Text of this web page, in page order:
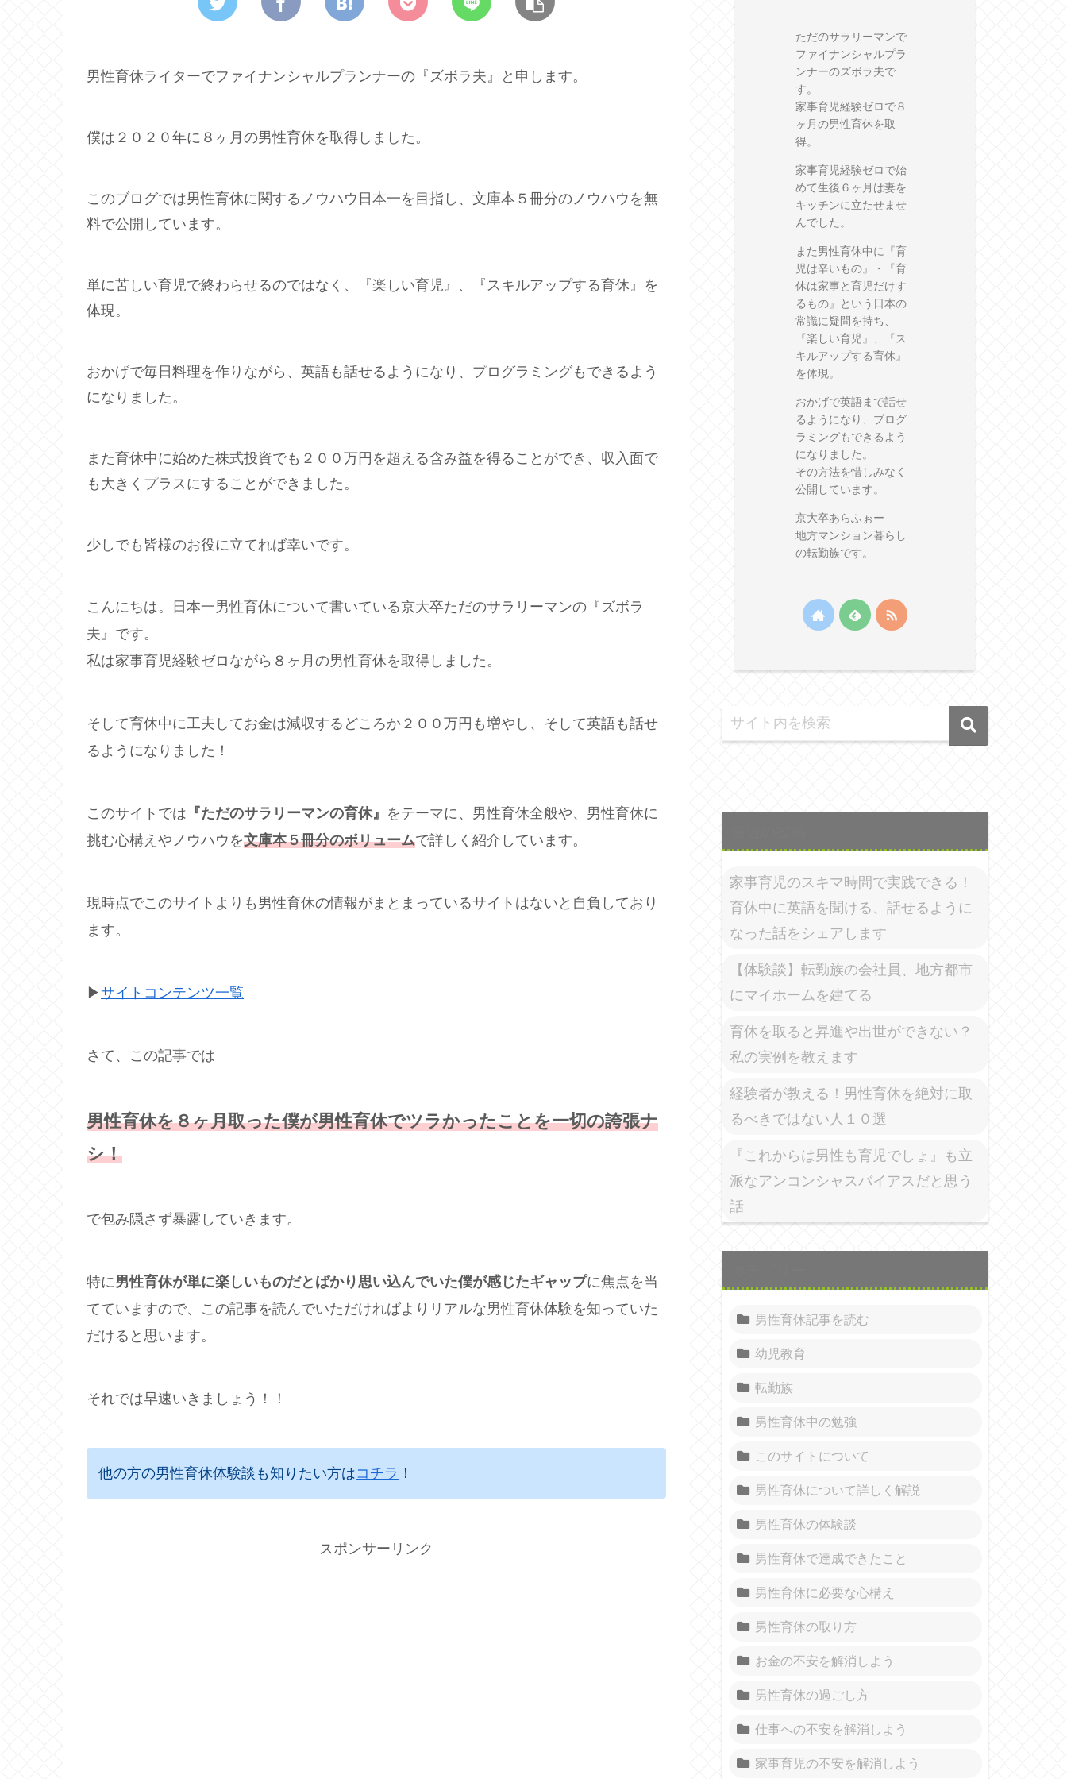
男性育休ライターでファイナンシャルプランナーの『ズボラ夫』と申します。
僕は２０２０年に８ヶ月の男性育休を取得しました。
このブログでは男性育休に関するノウハウ日本一を目指し、文庫本５冊分のノウハウを無
料で公開しています。
単に苦しい育児で終わらせるのではなく、『楽しい育児』、『スキルアップする育休』を
体現。
おかげで毎日料理を作りながら、英語も話せるようになり、プログラミングもできるよう
になりました。
また育休中に始めた株式投資でも２００万円を超える含み益を得ることができ、収入面で
も大きくプラスにすることができました。
少しでも皆様のお役に立てれば幸いです。
こんにちは。日本一男性育休について書いている京大卒ただのサラリーマンの『ズボラ
夫』です。
私は家事育児経験ゼロながら８ヶ月の男性育休を取得しました。
そして育休中に工夫してお金は減収するどころか２００万円も増やし、そして英語も話せ
るようになりました！
このサイトでは 『ただのサラリーマンの育休』 をテーマに、男性育休全般や、男性育休に
挑む心構えやノウハウを文庫本５冊分のボリュームで詳しく紹介しています。
現時点でこのサイトよりも男性育休の情報がまとまっているサイトはないと自負しており
ます。
▶サイトコンテンツ一覧
さて、この記事では
男性育休を８ヶ月取った僕が男性育休でツラかったことを一切の誇張ナ
シ！
で包み隠さず暴露していきます。
特に男性育休が単に楽しいものだとばかり思い込んでいた僕が感じたギャップに焦点を当
てていますので、この記事を読んでいただければよりリアルな男性育休体験を知っていた
だけると思います。
それでは早速いきましょう！！
他の方の男性育休体験談も知りたい方はコチラ ！
スポンサーリンク
ただのサラリーマンで
ファイナンシャルプラ
ンナーのズボラ夫で
す。
家事育児経験ゼロで８
ヶ月の男性育休を取
得。
家事育児経験ゼロで始
めて生後６ヶ月は妻を
キッチンに立たせませ
んでした。
また男性育休中に『育
児は辛いもの』・『育
休は家事と育児だけす
るもの』という日本の
常識に疑問を持ち、
『楽しい育児』、『ス
キルアップする育休』
を体現。
おかげで英語まで話せ
るようになり、プログ
ラミングもできるよう
になりました。
その方法を惜しみなく
公開しています。
京大卒あらふぉー
地方マンション暮らし
の転勤族です。
家事育児のスキマ時間で実践できる！
育休中に英語を聞ける、話せるように
なった話をシェアします
【体験談】転勤族の会社員、地方都市
にマイホームを建てる
育休を取ると昇進や出世ができない？
私の実例を教えます
経験者が教える！男性育休を絶対に取
るべきではない人１０選
『これからは男性も育児でしょ』も立
派なアンコンシャスバイアスだと思う
話
男性育休記事を読む
幼児教育
転勤族
男性育休中の勉強
このサイトについて
男性育休について詳しく解説
男性育休の体験談
男性育休で達成できたこと
男性育休に必要な心構え
男性育休の取り方
お金の不安を解消しよう
男性育休の過ごし方
仕事への不安を解消しよう
家事育児の不安を解消しよう